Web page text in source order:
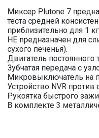
Миксер Plutone 7
теста средней
приблизительно для 1
НЕ предназначен для
сухого печенья).
Двигатель постоянного
Зубчатая передача с
Микровыключатель на
Устройство NVR
Рукоятка быстрого
В комплекте 3